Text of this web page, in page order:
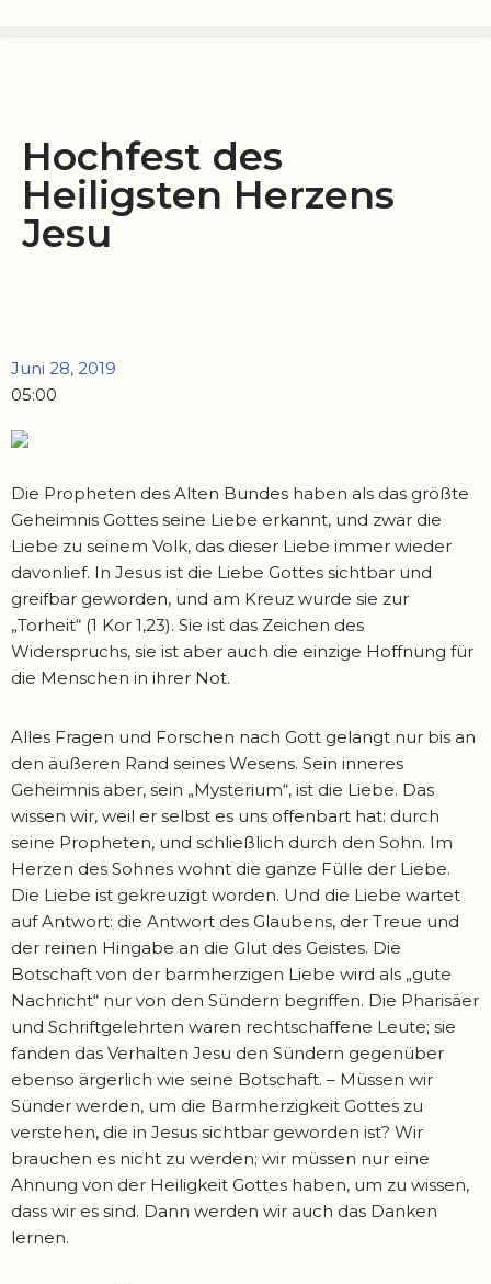
Hochfest des
Heiligsten Herzens
Jesu
Juni 28, 2019
05:00
Die Propheten des Alten Bundes haben als das größte
Geheimnis Gottes seine Liebe erkannt, und zwar die
Liebe zu seinem Volk, das dieser Liebe immer wieder
davonlief. In Jesus ist die Liebe Gottes sichtbar und
greifbar geworden, und am Kreuz wurde sie zur
„Torheit“ (1 Kor 1,23). Sie ist das Zeichen des
Widerspruchs, sie ist aber auch die einzige Hoffnung für
die Menschen in ihrer Not.
Alles Fragen und Forschen nach Gott gelangt nur bis an
den äußeren Rand seines Wesens. Sein inneres
Geheimnis aber, sein „Mysterium“, ist die Liebe. Das
wissen wir, weil er selbst es uns offenbart hat: durch
seine Propheten, und schließlich durch den Sohn. Im
Herzen des Sohnes wohnt die ganze Fülle der Liebe.
Die Liebe ist gekreuzigt worden. Und die Liebe wartet
auf Antwort: die Antwort des Glaubens, der Treue und
der reinen Hingabe an die Glut des Geistes. Die
Botschaft von der barmherzigen Liebe wird als „gute
Nachricht“ nur von den Sündern begriffen. Die Pharisäer
und Schriftgelehrten waren rechtschaffene Leute; sie
fanden das Verhalten Jesu den Sündern gegenüber
ebenso ärgerlich wie seine Botschaft. – Müssen wir
Sünder werden, um die Barmherzigkeit Gottes zu
verstehen, die in Jesus sichtbar geworden ist? Wir
brauchen es nicht zu werden; wir müssen nur eine
Ahnung von der Heiligkeit Gottes haben, um zu wissen,
dass wir es sind. Dann werden wir auch das Danken
lernen.